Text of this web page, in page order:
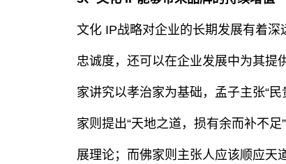
文化 IP战略对企业的长期发展有着
忠诚度，还可以在企业发展中为其提
家讲究以孝治家为基础，孟子主张“
家则提出“天地之道，损有余而补不
展理论；而佛家则主张人应该顺应天